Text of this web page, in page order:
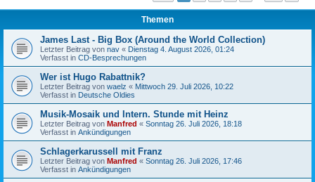
Themen
James Last - Big Box (Around the World Collection)
Letzter Beitrag von nav « Dienstag 4. August 2026, 01:24
Verfasst in CD-Besprechungen
Wer ist Hugo Rabattnik?
Letzter Beitrag von waelz « Mittwoch 29. Juli 2026, 10:22
Verfasst in Deutsche Oldies
Musik-Mosaik und Intern. Stunde mit Heinz
Letzter Beitrag von Manfred « Sonntag 26. Juli 2026, 18:18
Verfasst in Ankündigungen
Schlagerkarussell mit Franz
Letzter Beitrag von Manfred « Sonntag 26. Juli 2026, 17:46
Verfasst in Ankündigungen